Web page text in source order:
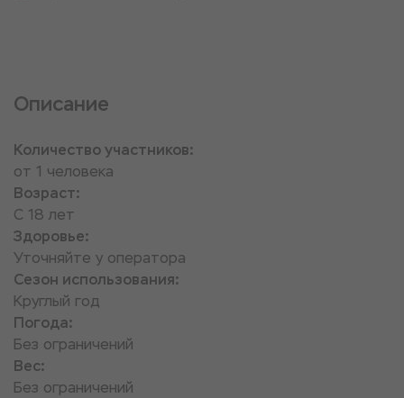
Описание
Количество участников:
от 1 человека
Возраст:
С 18 лет
Здоровье:
Уточняйте у оператора
Сезон использования:
Круглый год
Погода:
Без ограничений
Вес:
Без ограничений